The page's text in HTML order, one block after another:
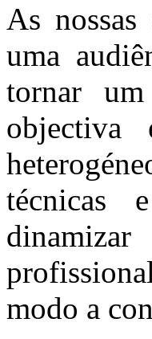
As nossas
uma
tornar
objectiva
técnicas
modo a